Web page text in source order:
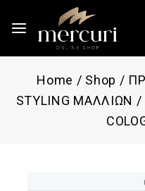
Home / Shop /
STYLING ΜΑΛΛΙΩΝ /